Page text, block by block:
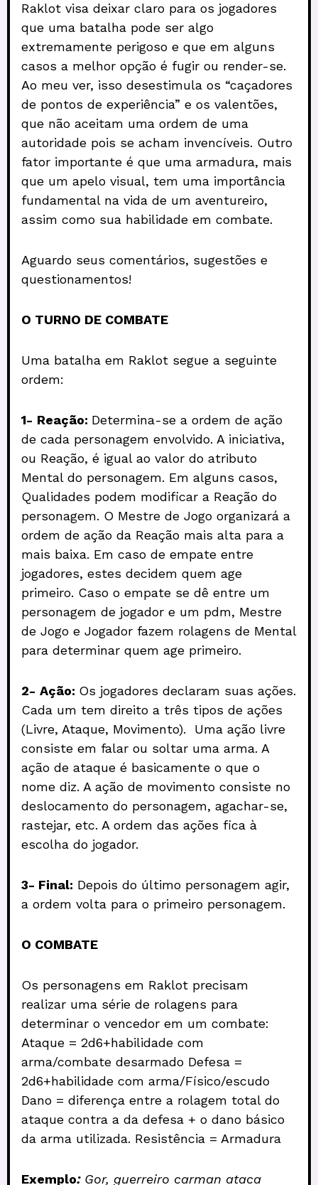
Raklot visa deixar claro para os jogadores
que uma batalha pode ser algo
extremamente perigoso e que em alguns
casos a melhor opção é fugir ou render-se.
Ao meu ver, isso desestimula os “caçadores
de pontos de experiência” e os valentões,
que não aceitam uma ordem de uma
autoridade pois se acham invencíveis. Outro
fator importante é que uma armadura, mais
que um apelo visual, tem uma importância
fundamental na vida de um aventureiro,
assim como sua habilidade em combate.
Aguardo seus comentários, sugestões e
questionamentos!
O TURNO DE COMBATE
Uma batalha em Raklot segue a seguinte
ordem:
1- Reação: Determina-se a ordem de ação
de cada personagem envolvido. A iniciativa,
ou Reação, é igual ao valor do atributo
Mental do personagem. Em alguns casos,
Qualidades podem modificar a Reação do
personagem. O Mestre de Jogo organizará a
ordem de ação da Reação mais alta para a
mais baixa. Em caso de empate entre
jogadores, estes decidem quem age
primeiro. Caso o empate se dê entre um
personagem de jogador e um pdm, Mestre
de Jogo e Jogador fazem rolagens de Mental
para determinar quem age primeiro.
2- Ação: Os jogadores declaram suas ações.
Cada um tem direito a três tipos de ações
(Livre, Ataque, Movimento). Uma ação livre
consiste em falar ou soltar uma arma. A
ação de ataque é basicamente o que o
nome diz. A ação de movimento consiste no
deslocamento do personagem, agachar-se,
rastejar, etc. A ordem das ações fica à
escolha do jogador.
3- Final: Depois do último personagem agir,
a ordem volta para o primeiro personagem.
O COMBATE
Os personagens em Raklot precisam
realizar uma série de rolagens para
determinar o vencedor em um combate:
Ataque = 2d6+habilidade com
arma/combate desarmado Defesa =
2d6+habilidade com arma/Físico/escudo
Dano = diferença entre a rolagem total do
ataque contra a da defesa + o dano básico
da arma utilizada. Resistência = Armadura
Exemplo:Gor, guerreiro carman ataca